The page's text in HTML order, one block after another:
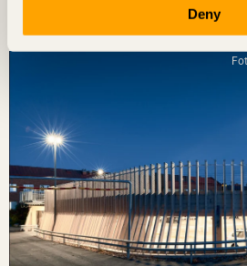
Deny
Ateljé Grytnäspå Lisö, Sverige avIn